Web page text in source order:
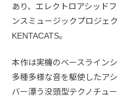
あり、エレクトロアシッド
ンスミュージックプロジェ
KENTACATS。
本作は実機のベースライン
多種多様な音を駆使したア
バー漂う没頭型テクノチュ